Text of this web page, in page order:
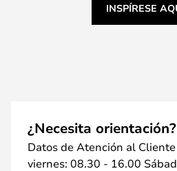
INSPÍRESE
¿Necesita orientación?
Datos de Atención al
viernes: 08.30 - 16.00